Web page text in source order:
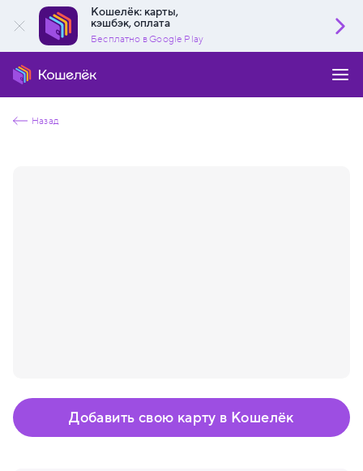
Кошелёк: карты,
кэшбэк, оплата
Бесплатно в Google Play
Назад
Добавить свою карту в Кошелёк